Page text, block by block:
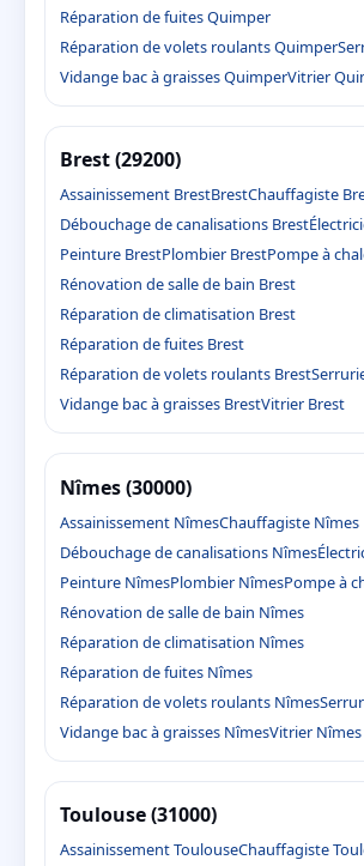
Réparation de fuites Quimper
Réparation de volets roulants Quimper
Vidange bac à graisses QuimperVitrier
Brest (29200)
Assainissement BrestBrestChauffagiste
Débouchage de canalisations Brest
Peinture BrestPlombier BrestPompe à
Rénovation de salle de bain Brest
Réparation de climatisation Brest
Réparation de fuites Brest
Réparation de volets roulants Brest
Vidange bac à graisses BrestVitrier Brest
Nîmes (30000)
Assainissement NîmesChauffagiste Nîmes
Débouchage de canalisations Nîmes
Peinture NîmesPlombier NîmesPompe à
Rénovation de salle de bain Nîmes
Réparation de climatisation Nîmes
Réparation de fuites Nîmes
Réparation de volets roulants Nîmes
Vidange bac à graisses NîmesVitrier Nîmes
Toulouse (31000)
Assainissement ToulouseChauffagiste